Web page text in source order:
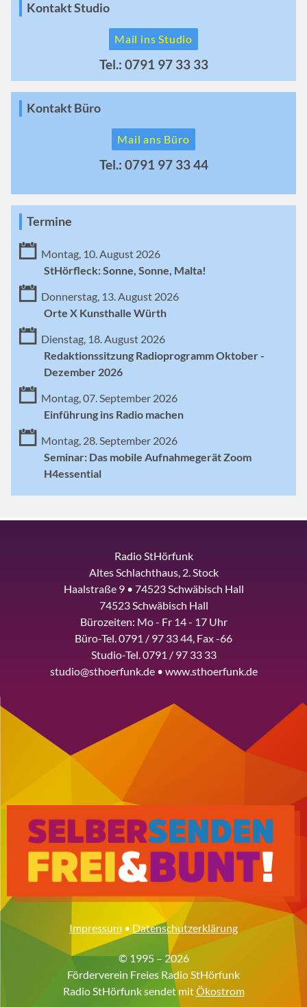
Kontakt Studio
Mail ins Studio
Tel.: 0791 97 33 33
Kontakt Büro
Mail ans Büro
Tel.: 0791 97 33 44
Termine
Montag, 10. August 2026
StHörfleck: Sonne, Sonne, Malta!
Donnerstag, 13. August 2026
Orte X Kunsthalle Würth
Dienstag, 18. August 2026
Redaktionssitzung Radioprogramm Oktober -
Dezember 2026
Montag, 07. September 2026
Einführung ins Radio machen
Montag, 28. September 2026
Seminar: Das mobile Aufnahmegerät Zoom
H4essential
Radio StHörfunk
Altes Schlachthaus, 2. Stock
Haalstraße 9 • 74523 Schwäbisch Hall
74523 Schwäbisch Hall
Bürozeiten: Mo - Fr 14 - 17 Uhr
Büro-Tel. 0791 / 97 33 44, Fax -66
Studio-Tel. 0791 / 97 33 33
studio@sthoerfunk.de • www.sthoerfunk.de
Impressum • Datenschutzerklärung
© 1995 – 2026
Förderverein Freies Radio StHörfunk
Radio StHörfunk sendet mitÖkostrom